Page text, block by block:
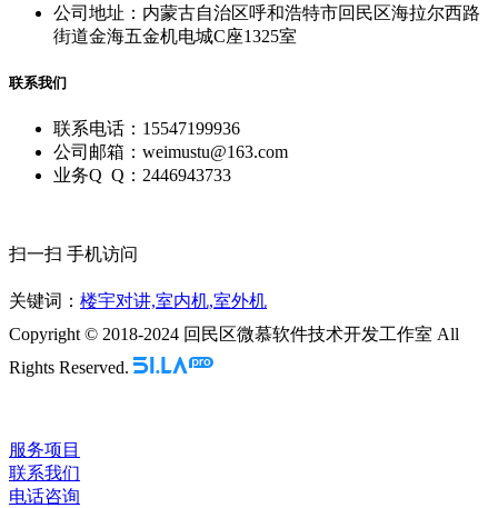
公司地址：内蒙古自治区呼和浩特市回民区海拉尔西路
街道金海五金机电城C座1325室
联系我们
联系电话：15547199936
公司邮箱：weimustu@163.com
业务Q Q：2446943733
扫一扫 手机访问
关键词： 楼宇对讲,室内机,室外机
Copyright © 2018-2024 回民区微慕软件技术开发工作室 All
Rights Reserved.
服务项目
联系我们
电话咨询